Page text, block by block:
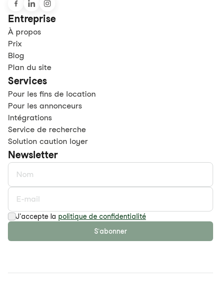
Entreprise
À propos
Prix
Blog
Plan du site
Services
Pour les fins de location
Pour les annonceurs
Intégrations
Service de recherche
Solution caution loyer
Newsletter
J'accepte la politique de confidentialité
S'abonner